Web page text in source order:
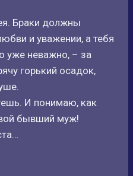
Браки должны
и уважении, а тебя
уже неважно, – за
горький осадок,
И понимаю, как
бывший муж!